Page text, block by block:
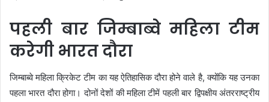
पहली बार जिम्बाब्वे महिला टीम
करेगी भारत दौरा
जिम्बाब्वे महिला क्रिकेट टीम का यह ऐतिहासिक दौरा होने वाले है, क्योंकि यह उनका
पहला भारत दौरा होगा। दोनों देशों की महिला टीमें पहली बार द्विपक्षीय अंतरराष्ट्रीय